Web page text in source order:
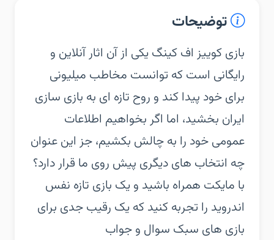
توضیحات
بازی کوییز اف کینگ یکی از آن اثار آنلاین و
رایگانی است که توانست مخاطب میلیونی
برای خود پیدا کند و روح تازه ای به بازی سازی
ایران بخشید، اما اگر بخواهیم اطلاعات
عمومی خود را به چالش بکشیم، جز این عنوان
چه انتخاب های دیگری پیش روی ما قرار دارد؟
با مایکت همراه باشید و یک بازی تازه نفس
اندروید را تجربه کنید که یک رقیب جدی برای
بازی های سبک سوال و جواب